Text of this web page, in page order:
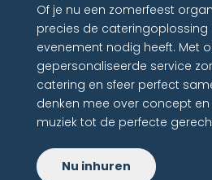
Of je nu een zomerfeest
precies de cateringoplossing
evenement nodig heeft. Met
gepersonaliseerde service
catering en sfeer perfect
denken mee over concept en
muziek tot de perfecte
Nu inhuren